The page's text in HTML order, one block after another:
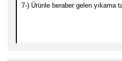
7-) Ürünle beraber gelen yıkama